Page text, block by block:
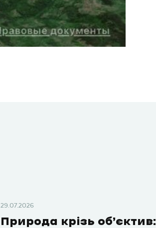
29.07.2026
Природа крізь об’єктив: